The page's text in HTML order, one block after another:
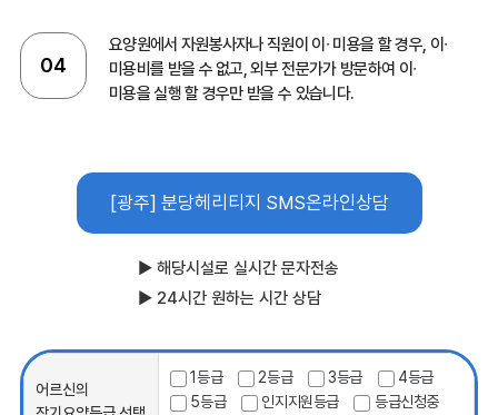
04
요양원에서 자원봉사자나 직원이 이∙ 미용을 할 경우, 이∙
미용비를 받을 수 없고,외부 전문가가 방문하여 이∙
미용을 실행 할 경우만 받을 수 있습니다.
[광주] 분당헤리티지 SMS온라인상담
▶ 해당시설로 실시간 문자전송
▶ 24시간 원하는 시간 상담
어르신의
1등급 2등급 3등급
4등급
5등급
인지지원등급
등급신청중